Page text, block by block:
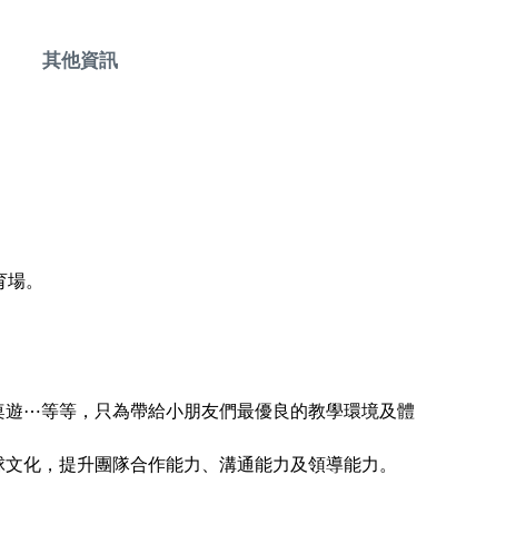
其他資訊
。
⋯等等，只為帶給小朋友們最優良的教學環境及體
化，提升團隊合作能力、溝通能力及領導能力。